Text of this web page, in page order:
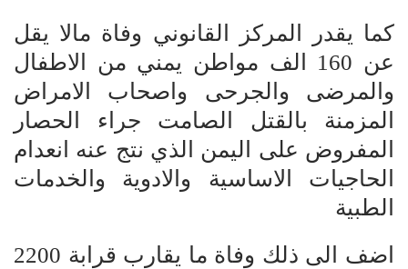
كما يقدر المركز القانوني وفاة مالا يقل
عن 160 الف مواطن يمني من الاطفال
والمرضى والجرحى واصحاب الامراض
المزمنة بالقتل الصامت جراء الحصار
المفروض على اليمن الذي نتج عنه انعدام
الحاجيات الاساسية والادوية والخدمات
الطبية
اضف الى ذلك وفاة ما يقارب قرابة 2200